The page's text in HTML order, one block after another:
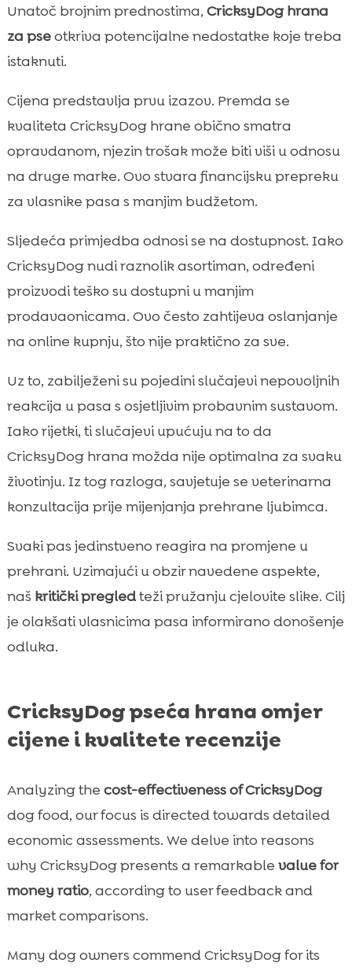
Unatoč brojnim prednostima, CricksyDog hrana
za pseotkriva potencijalne nedostatke koje treba
istaknuti.
Cijena predstavlja prvu izazov. Premda se
kvaliteta CricksyDog hrane obično smatra
opravdanom, njezin trošak može biti viši u odnosu
na druge marke. Ovo stvara financijsku prepreku
za vlasnike pasa s manjim budžetom.
Sljedeća primjedba odnosi se na dostupnost. Iako
CricksyDog nudi raznolik asortiman, određeni
proizvodi teško su dostupni u manjim
prodavaonicama. Ovo često zahtijeva oslanjanje
na online kupnju, što nije praktično za sve.
Uz to, zabilježeni su pojedini slučajevi nepovoljnih
reakcija u pasa s osjetljivim probavnim sustavom.
Iako rijetki, ti slučajevi upućuju na to da
CricksyDog hrana možda nije optimalna za svaku
životinju. Iz tog razloga, savjetuje se veterinarna
konzultacija prije mijenjanja prehrane ljubimca.
Svaki pas jedinstveno reagira na promjene u
prehrani. Uzimajući u obzir navedene aspekte,
naš kritički pregledteži pružanju cjelovite slike. Cilj
je olakšati vlasnicima pasa informirano donošenje
odluka.
CricksyDog pseća hrana omjer
cijene i kvalitete recenzije
Analyzing the cost-effectiveness of CricksyDog
dog food, our focus is directed towards detailed
economic assessments. We delve into reasons
why CricksyDog presents a remarkable value for
money ratio, according to user feedback and
market comparisons.
Many dog owners commend CricksyDog for its